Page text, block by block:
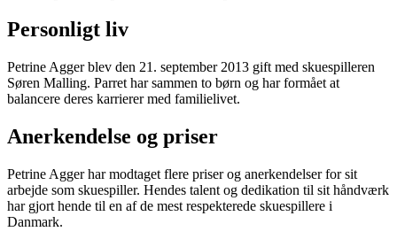
Personligt liv
Petrine Agger blev den 21. september 2013 gift med skuespilleren
Søren Malling. Parret har sammen to børn og har formået at
balancere deres karrierer med familielivet.
Anerkendelse og priser
Petrine Agger har modtaget flere priser og anerkendelser for sit
arbejde som skuespiller. Hendes talent og dedikation til sit håndværk
har gjort hende til en af de mest respekterede skuespillere i
Danmark.